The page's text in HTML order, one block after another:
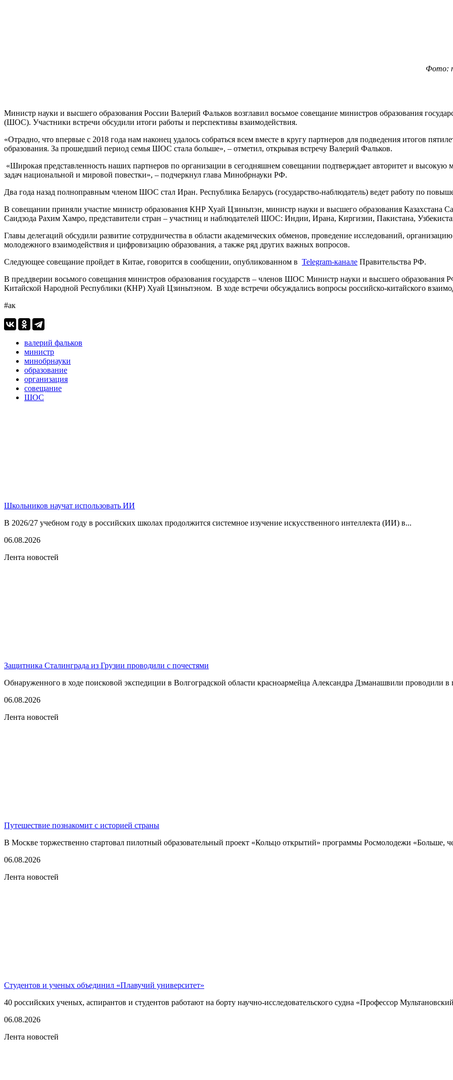
Фото:
Министр науки и высшего образования России Валерий Фальков возглавил восьмое совещание министров образования
(ШОС). Участники встречи обсудили итоги работы и перспективы взаимодействия.
«Отрадно, что впервые с 2018 года нам наконец удалось собраться всем вместе в кругу партнеров для подведения итогов
образования. За прошедший период семья ШОС стала больше», – отметил, открывая встречу Валерий Фальков.
«Широкая представленность наших партнеров по организации в сегодняшнем совещании подтверждает авторитет и
задач национальной и мировой повестки», – подчеркнул глава Минобрнауки РФ.
Два года назад полноправным членом ШОС стал Иран. Республика Беларусь (государство-наблюдатель) ведет работу по
В совещании приняли участие министр образования КНР Хуай Цзиньпэн, министр науки и высшего образования Казахстана
Саидзода Рахим Хамро, представители стран – участниц и наблюдателей ШОС: Индии, Ирана, Киргизии, Пакистана,
Главы делегаций обсудили развитие сотрудничества в области академических обменов, проведение исследований,
молодежного взаимодействия и цифровизацию образования, а также ряд других важных вопросов.
Следующее совещание пройдет в Китае, говорится в сообщении, опубликованном в Telegram-канале Правительства РФ.
В преддверии восьмого совещания министров образования государств – членов ШОС Министр науки и высшего образования
Китайской Народной Республики (КНР) Хуай Цзиньпэном. В ходе встречи обсуждались вопросы российско-китайского
#ак
валерий фальков
министр
минобрнауки
образование
организация
совещание
ШОС
Школьников научат использовать ИИ
В 2026/27 учебном году в российских школах продолжится системное изучение искусственного интеллекта (ИИ) в...
06.08.2026
Лента новостей
Защитника Сталинграда из Грузии проводили с почестями
Обнаруженного в ходе поисковой экспедиции в Волгоградской области красноармейца Александра Дзманашвили проводили в
06.08.2026
Лента новостей
Путешествие познакомит с историей страны
В Москве торжественно стартовал пилотный образовательный проект «Кольцо открытий» программы Росмолодежи «Больше,
06.08.2026
Лента новостей
Студентов и ученых объединил «Плавучий университет»
40 российских ученых, аспирантов и студентов работают на борту научно-исследовательского судна «Профессор
06.08.2026
Лента новостей